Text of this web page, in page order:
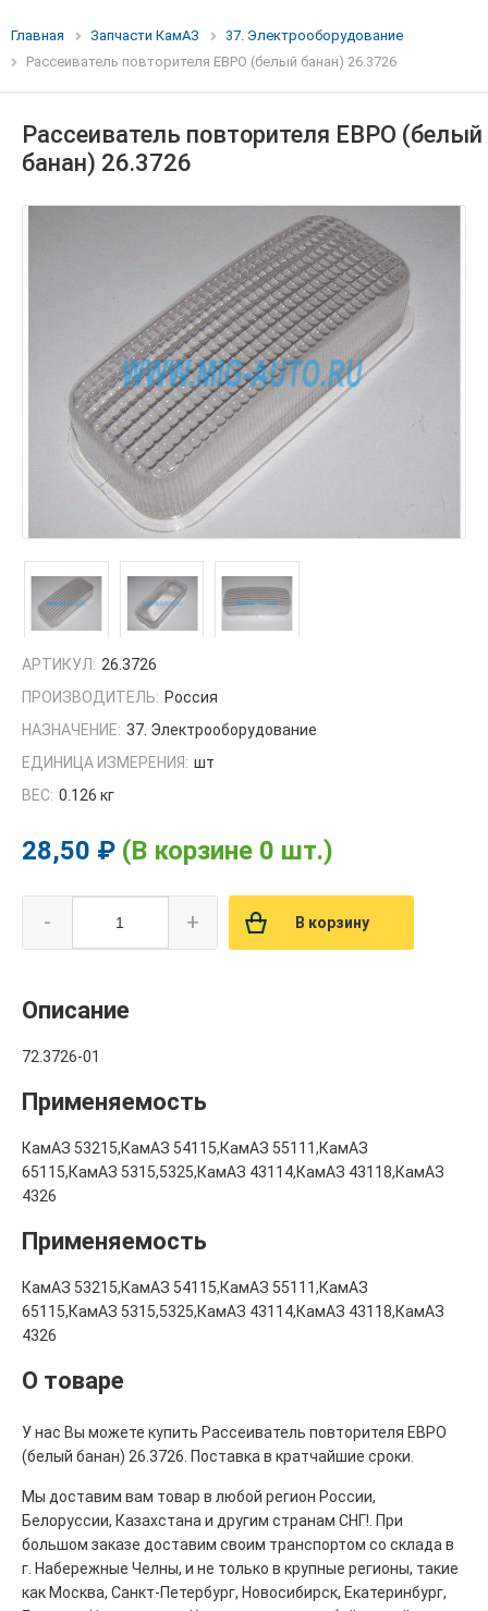
Главная Запчасти КамАЗ
37. Электрооборудование
Рассеиватель повторителя ЕВРО (белый банан) 26.3726
Рассеиватель повторителя ЕВРО (белый
банан) 26.3726
АРТИКУЛ: 26.3726
ПРОИЗВОДИТЕЛЬ: Россия
НАЗНАЧЕНИЕ: 37. Электрооборудование
ЕДИНИЦА ИЗМЕРЕНИЯ: шт
ВЕС: 0.126 кг
28,50 ₽ (В корзине 0 шт.)
- + В корзину
Описание
72.3726-01
Применяемость
КамАЗ 53215,КамАЗ 54115,КамАЗ 55111,КамАЗ
65115,КамАЗ 5315,5325,КамАЗ 43114,КамАЗ 43118,КамАЗ
4326
Применяемость
КамАЗ 53215,КамАЗ 54115,КамАЗ 55111,КамАЗ
65115,КамАЗ 5315,5325,КамАЗ 43114,КамАЗ 43118,КамАЗ
4326
О товаре
У нас Вы можете купить Рассеиватель повторителя ЕВРО
(белый банан) 26.3726. Поставка в кратчайшие сроки.
Мы доставим вам товар в любой регион России,
Белоруссии, Казахстана и другим странам СНГ!. При
большом заказе доставим своим транспортом со склада в
г. Набережные Челны, и не только в крупные регионы, такие
как Москва, Санкт-Петербург, Новосибирск, Екатеринбург,